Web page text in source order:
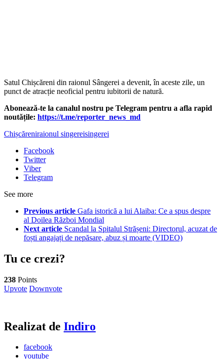
Satul Chișcăreni din raionul Sângerei a devenit, în aceste zile, un
punct de atracție neoficial pentru iubitorii de natură.
‍Abonează-te la canalul nostru pe Telegram pentru a afla rapid
noutățile: https://t.me/reporter_news_md
Chișcăreniraionul singereisingerei
Facebook
Twitter
Viber
Telegram
See more
Previous article Gafa istorică a lui Alaiba: Ce a spus despre
al Doilea Război Mondial
Next article Scandal la Spitalul Strășeni: Directorul, acuzat de
foști angajați de nepăsare, abuz și moarte (VIDEO)
Tu ce crezi?
238 Points
Upvote Downvote
Realizat de Indiro
facebook
youtube